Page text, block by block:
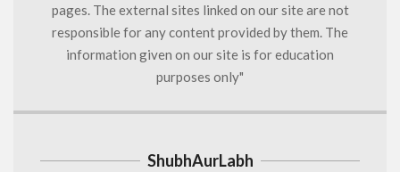
pages. The external sites linked on our site are not
responsible for any content provided by them. The
information given on our site is for education
purposes only"
ShubhAurLabh